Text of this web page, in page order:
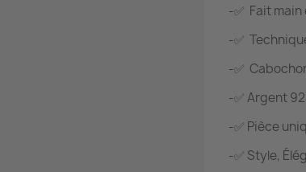
-✅ Fait main
-✅
-✅
-✅ Argent
-✅ Pièce
-✅ Style,